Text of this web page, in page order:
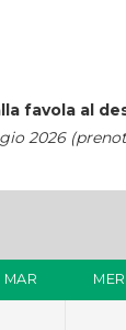
favola al
2026
MAR MER